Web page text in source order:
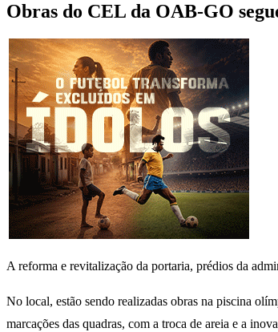
Obras do CEL da OAB-GO
A reforma e revitalização da portaria, prédios da
No local, estão sendo realizadas obras na piscina
marcações das quadras, com a troca de areia e a